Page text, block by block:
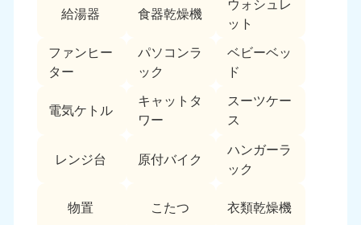
給湯器 食器乾燥機
ウォシュレ
ット
ファンヒー
ター
パソコンラ
ック
ベビーベッ
ド
電気ケトル
キャットタ
ワー
スーツケー
ス
レンジ台 原付バイク
ハンガーラ
ック
物置 こたつ 衣類乾燥機